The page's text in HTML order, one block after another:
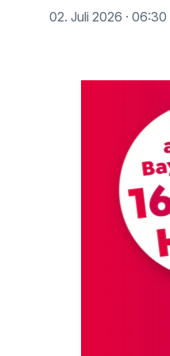
02. Juli 2026 ·